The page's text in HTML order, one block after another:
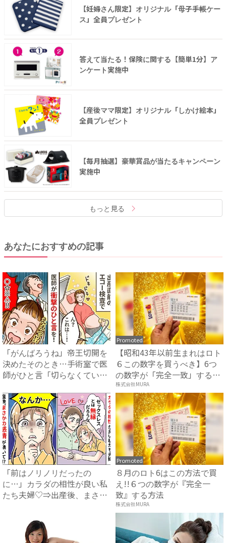
【妊婦さん限定】オリジナル「母子手帳ケー
ス」全員プレゼント
答えて当たる！保険に関する【簡単1分】ア
ンケート実施中
【産後ママ限定】オリジナル「しかけ絵本」
全員プレゼント
【毎月抽選】豪華賞品が当たるキャンペーン
実施中
もっと見る
あなたにおすすめの記事
「がんばろうね」帝王切開を
決めたそのとき…手術室で医
師がひと言「切らなくてい
Promoted
【昭和43年以前生まれはロト
６この数字を買うべき】6つ
の数字が「完全一致」する
方...
株式会社MURA
「前はノリノリだったの
に…」カラダの相性が良い私
たち夫婦♡⇒出産後、まさか
Promoted
８月のロト6はこの方法で買
え!!６つの数字が『完全一
致』する方法
株式会社MURA